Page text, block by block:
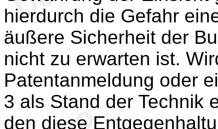
hierdurch die Gefahr
äußere Sicherheit der
nicht zu erwarten ist.
Patentanmeldung oder
3 als Stand der Technik
den diese